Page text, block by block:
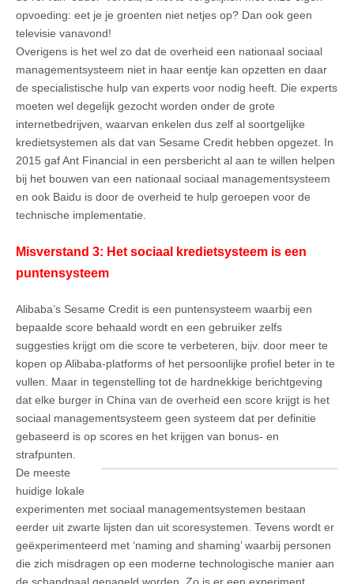
opvoeding: eet je je groenten niet netjes op? Dan ook geen
televisie vanavond!
Overigens is het wel zo dat de overheid een nationaal sociaal
managementsysteem niet in haar eentje kan opzetten en daar
de specialistische hulp van experts voor nodig heeft. Die experts
moeten wel degelijk gezocht worden onder de grote
internetbedrijven, waarvan enkelen dus zelf al soortgelijke
kredietsystemen als dat van Sesame Credit hebben opgezet. In
2015 gaf Ant Financial in een persbericht al aan te willen helpen
bij het bouwen van een nationaal sociaal managementsysteem
en ook Baidu is door de overheid te hulp geroepen voor de
technische implementatie.
Misverstand 3: Het sociaal kredietsysteem is een
puntensysteem
Alibaba’s Sesame Credit is een puntensysteem waarbij een
bepaalde score behaald wordt en een gebruiker zelfs
suggesties krijgt om die score te verbeteren, bijv. door meer te
kopen op Alibaba-platforms of het persoonlijke profiel beter in te
vullen. Maar in tegenstelling tot de hardnekkige berichtgeving
dat elke burger in China van de overheid een score krijgt is het
sociaal managementsysteem geen systeem dat per definitie
gebaseerd is op scores en het krijgen van bonus- en
strafpunten.
De meeste
huidige lokale
experimenten met sociaal managementsystemen bestaan
eerder uit zwarte lijsten dan uit scoresystemen. Tevens wordt er
geëxperimenteerd met ‘naming and shaming’ waarbij personen
die zich misdragen op een moderne technologische manier aan